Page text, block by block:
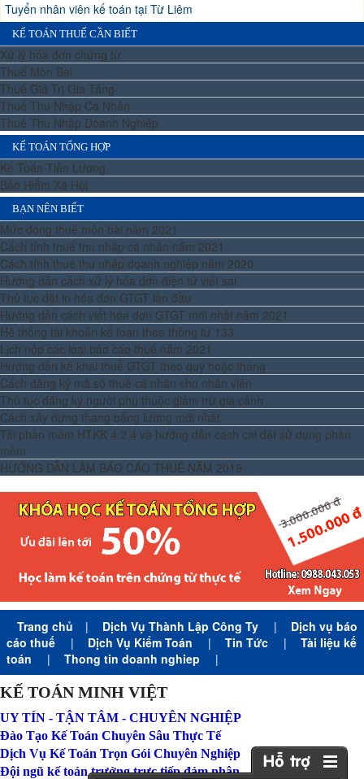
Tuyển nhân viên kế toán tại Từ Liêm
KẾ TOÁN THUẾ CẦN BIẾT
Xử lý hóa đơn chứng từ
Thuế Môn Bài
Thuế Giá Trị Gia Tăng
Thuế Thu Nhập Cá Nhân
Thuế Thu Nhập Doanh Nghiệp
KẾ TOÁN TỔNG HỢP
Kế Toán Tiền Lương
Bảo Hiểm Xã Hội
BẠN NÊN BIẾT
Mức đóng thuế môn bài năm 2021
Cách tính thuế thu nhập cá nhân năm 2021
Cách tính thuế thu nhập doanh nghiệp năm 2020
Hướng dẫn cách xử lý hóa đơn điện tử viết sai
Thủ tục đặt in hóa đơn GTGT lần đầu
Hướng dẫn cách viết hóa đơn GTGT mới nhất năm 2021
Hệ thống tài khoản kế toán theo thông tư 133
Lịch nộp các loại báo cáo thuế năm 2021
Hướng dẫn kê khai thuế GTGT theo quý hoặc tháng
Cách đăng ký mã số thuế cá nhân cho nhân viên
Thủ tục đăng ký người phụ thuộc giảm trừ gia cảnh
Cách xây dựng thang bảng lương mới nhất
Tải phần mềm HTKK 4.2.4 và hướng dẫn cách cài đặt sử dụng phần
mềm
HƯỚNG DẪN LÀM BÁO CÁO THUẾ NĂM 2019
Trang chủ | Dịch Vụ Thành Lập Công Ty |
Dịch vụ báo
cáo thuế
| Dịch Vụ Kiểm Toán | Tin Tức |
Tài liệu kế
toán
| Thong tin doanh nghiep |
KẾ TOÁN MINH VIỆT
UY TÍN - TẬN TÂM - CHUYÊN NGHIỆP
Đào Tạo Kế Toán Chuyên Sâu Thực Tế
Dịch Vụ Kế Toán Trọn Gói Chuyên Nghiệp
Đội ngũ kế toán trưởng trực tiếp đảm nhận